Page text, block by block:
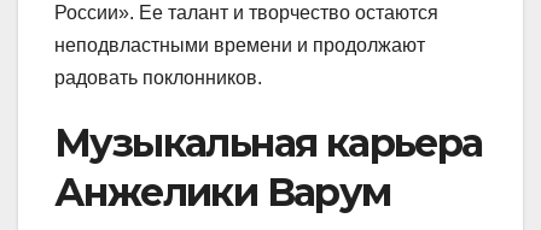
России». Ее талант и творчество остаются
неподвластными времени и продолжают
радовать поклонников.
Музыкальная карьера
Анжелики Варум